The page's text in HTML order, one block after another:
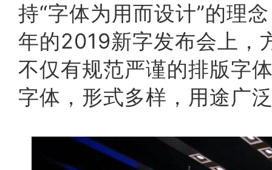
持“字体为用而设计”的理
年的2019新字发布会上，
不仅有规范严谨的排版字
字体，形式多样，用途广